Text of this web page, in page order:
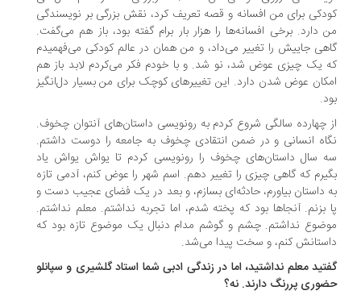
برای من افسانه و قصه تعریف کرد، نقش بزرگی بر نویسندگی
دارد. برخی افسانه‌ها را هزار بار برام گفته بود، باز هم می‌گفت.
جاییش را تغییر می‌داد، و من همان در عالم کودکی می‌فهمیدم
یک چیزی عوض شد، نو شد. و با خودم فکر می‌کردم لابد باز هم
عوض شدن دارد. این تغییرهای کوچک برای من بسیار دل‌انگیز
چهارده سالگی شروع کردم به رونویسی داستان‌های آنتوان چخوف.
انسانی و در ضمن انتقادی چخوف به جامعه را دوست داشتم.
سال داستان‌های چخوف را رونویسی کردم تا یواش یواش یاد
که گاهی چیزی را تغییر دهم. اسم شهر را عوض کنم، آدمی تازه
داستان بیاورم، حادثه‌ای بسازم، و بعد در یک فضای عجیب دست و
بزنم. آنجاها بود که پخته شدم، اما تجربه نداشتم. معلم نداشتم.
نداشتم. چشم و گوشم مدام دنبال یک موضوع تازه بود که
کنم، و سخت پیدا می‌شد.
معلم نداشتید، اما در زندگی ادبی شما استاد گلشیری و سپانلو
پررنگ دارند. نه؟